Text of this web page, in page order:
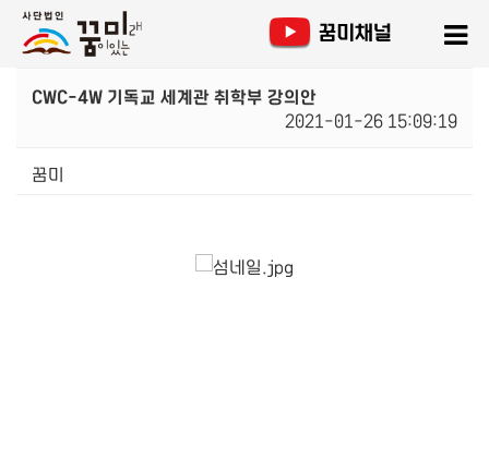
CWC-4W 기독교 세계관 취학부 강의안
2021-01-26 15:09:19
꿈미